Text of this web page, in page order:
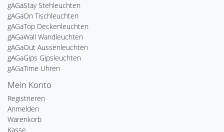
gAGaStay Stehleuchten
gAGaOn Tischleuchten
gAGaTop Deckenleuchten
gAGaWall Wandleuchten
gAGaOut Aussenleuchten
gAGaGips Gipsleuchten
gAGaTime Uhren
Mein Konto
Registrieren
Anmelden
Warenkorb
Kasse